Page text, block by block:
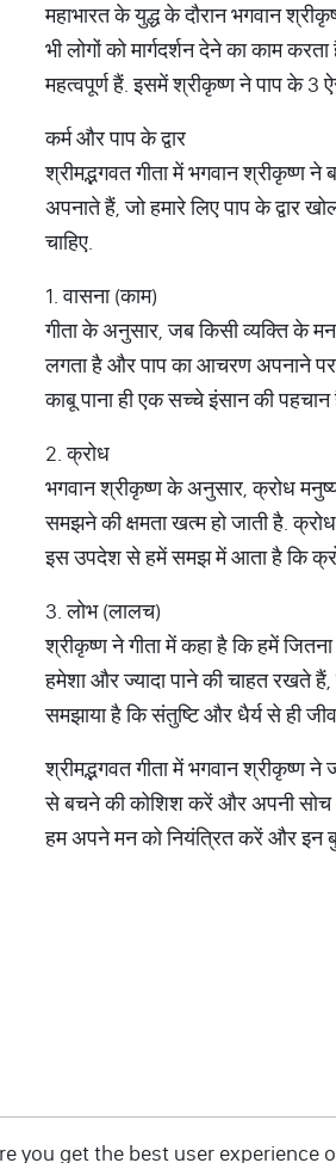
महाभारत के युद्ध के दौरान भगवान
भी लोगों को मार्गदर्शन देने का काम
महत्वपूर्ण हैं. इसमें श्रीकृष्ण ने पाप के 3
कर्म और पाप के द्वार
श्रीमद्भगवत गीता में भगवान श्रीकृष्ण
अपनाते हैं, जो हमारे लिए पाप के द्वार
चाहिए.
1. वासना (काम)
गीता के अनुसार, जब किसी व्यक्ति के
लगता है और पाप का आचरण अपनाने पर
काबू पाना ही एक सच्चे इंसान की पहचान
2. क्रोध
भगवान श्रीकृष्ण के अनुसार, क्रोध
समझने की क्षमता खत्म हो जाती है.
इस उपदेश से हमें समझ में आता है कि
3. लोभ (लालच)
श्रीकृष्ण ने गीता में कहा है कि हमें
हमेशा और ज्यादा पाने की चाहत रखते
समझाया है कि संतुष्टि और धैर्य से ही
श्रीमद्भगवत गीता में भगवान श्रीकृष्ण
से बचने की कोशिश करें और अपनी सोच
हम अपने मन को नियंत्रित करें और इन
you get the best user